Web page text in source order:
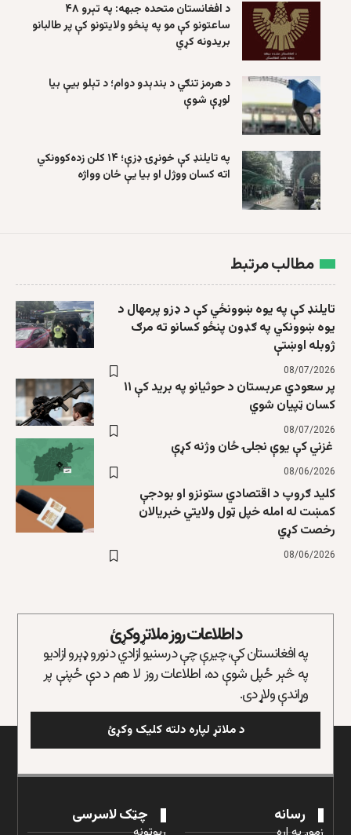
د افغانستان متحده جبهه: په تېرو ۴۸
ساعتونو کې مو په پنځو ولایتونو کې پر طالبانو
بریدونه کړي
د هرمز تنګي د بندېدو دوام؛ د تېلو بیې بیا
لوړې شوې
په تایلنډ کې خونړۍ ډزې؛ ۱۴ کلن زده‌کوونکي
اته کسان ووژل او بیا یې ځان وواژه
مطالب مرتبط
تایلنډ کې په یوه ښوونځي کې د ډزو پرمهال د
یوه ښوونکي په ګډون پنځو کسانو ته مرګ
ژوبله اوښتې
08/07/2026
پر سعودي عربستان د حوثیانو په برید کې ۱۱
کسان ټپیان شوي
08/07/2026
غزني کې یوې نجلۍ ځان وژنه کړې
08/06/2026
کلید ګروپ د اقتصادي ستونزو او بودجې
کمښت له امله خپل ټول ولایتي خبریالان
رخصت کړي
08/06/2026
د اطلاعات روز ملاتړ وکړئ
په افغانستان کې، چیرې چې د رسنیو ازادي د نورو ډېرو ازادیو
په څېر ځپل شوې ده، اطلاعات روز لا هم د دې ځپنې پر
وړاندې ولاړ دی.
د ملاتړ لپاره دلته کلیک وکړئ
رسانه چټک لاسرسی